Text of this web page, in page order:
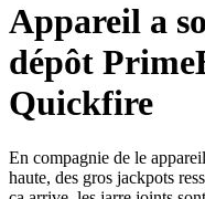
Appareil a
dépôt
Quickfire
En compagnie de le
haute, des gros jackpots